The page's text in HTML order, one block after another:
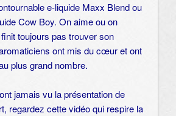
e-liquide Maxx Blend ou
Cow Boy. On aime ou on
toujours pas trouver son
ont mis du cœur et ont
plus grand nombre.
jamais vu la présentation de
regardez cette vidéo qui respire la